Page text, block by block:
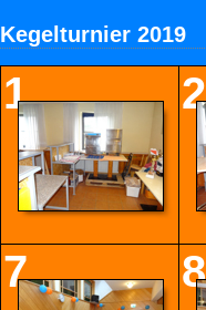
Kegelturnier 2019
1 2
7 8